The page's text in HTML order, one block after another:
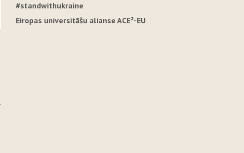
#standwithukraine
Eiropas universitāšu alianse ACE²-EU